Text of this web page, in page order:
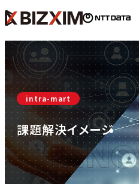
10の経営アジェンダ
導入事例
ナレッジ
ニュース
intra-mart
課題解決イメージ